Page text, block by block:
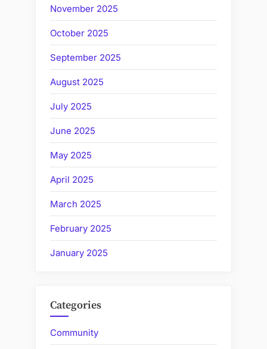
November 2025
October 2025
September 2025
August 2025
July 2025
June 2025
May 2025
April 2025
March 2025
February 2025
January 2025
Categories
Community